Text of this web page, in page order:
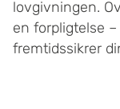
lovgivningen.
en forpligtelse
fremtidssikrer